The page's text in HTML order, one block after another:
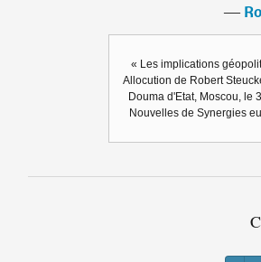
―
« Les implications
Allocution de Robert
Douma d'Etat, Moscou, le
Nouvelles de Synergies